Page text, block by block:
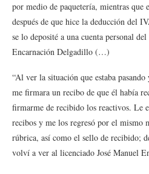
por medio de paquetería, mientras que
después de que hice la deducción del
se lo deposité a una cuenta personal
Encarnación Delgadillo (…)
“Al ver la situación que estaba
me firmara un recibo de que él había
firmarme de recibido los reactivos. Le
recibos y me los regresó por el mismo
rúbrica, así como el sello de recibido;
volví a ver al licenciado José Manuel